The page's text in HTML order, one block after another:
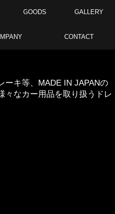
GOODS GALLERY
CONTACT
ーキ等、MADE IN JAPANの
々なカー用品を取り扱うドレ